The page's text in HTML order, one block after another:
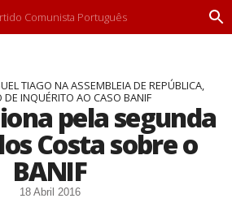
Comunista Português
P
TIAGO NA ASSEMBLEIA DE REPÚBLICA,
INQUÉRITO AO CASO BANIF
pela segunda
Costa sobre o
BANIF
18 Abril 2016